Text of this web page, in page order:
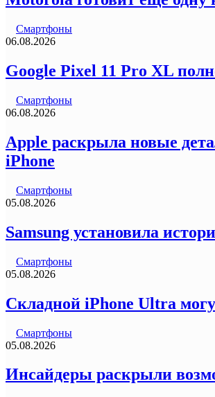
Смартфоны
06.08.2026
Google Pixel 11 Pro XL
Смартфоны
06.08.2026
Apple раскрыла новые
iPhone
Смартфоны
05.08.2026
Samsung установила
Смартфоны
05.08.2026
Складной iPhone Ultra
Смартфоны
05.08.2026
Инсайдеры раскрыли